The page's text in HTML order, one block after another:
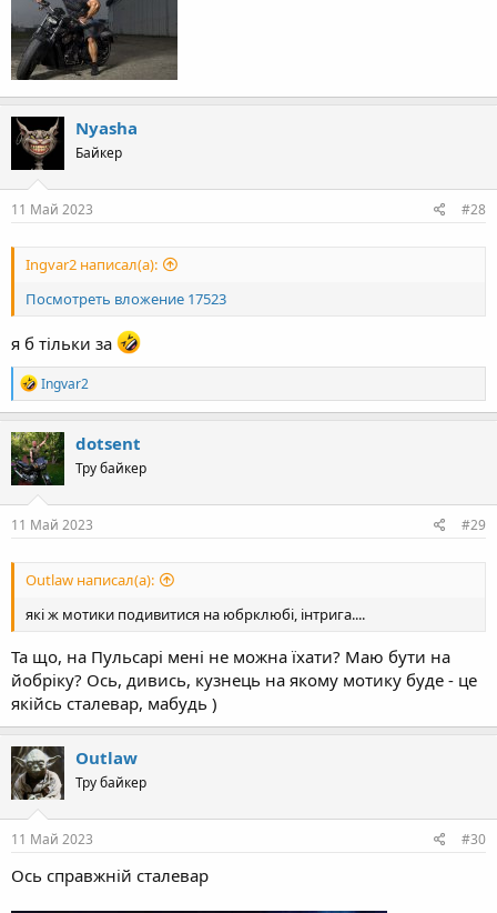
Nyasha
Байкер
11 Май 2023 #28
Ingvar2 написал(а):
Посмотреть вложение 17523
я б тільки за
R
e
a
c
t
i
o
n
s
Ingvar2
dotsent
Тру байкер
11 Май 2023 #29
Outlaw написал(а):
які ж мотики подивитися на юбрклюбі, інтрига....
Та що, на Пульсарі мені не можна їхати? Маю бути на
йобріку? Ось, дивись, кузнець на якому мотику буде - це
якійсь сталевар, мабудь )
Outlaw
Тру байкер
11 Май 2023 #30
Ось справжній сталевар